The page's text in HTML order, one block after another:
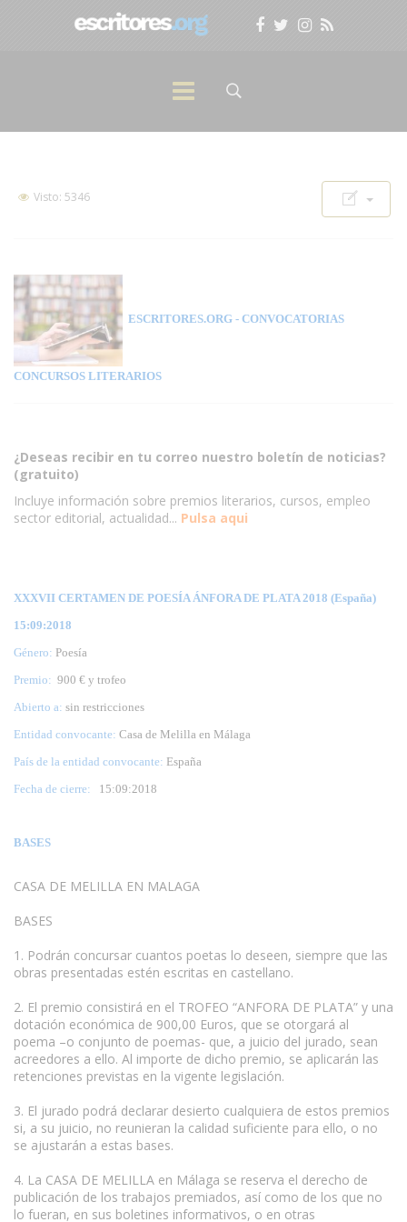
Visto: 5346
ESCRITORES.ORG - CONVOCATORIAS
CONCURSOS LITERARIOS
¿Deseas recibir en tu correo nuestro boletín de noticias?
(gratuito)
Incluye información sobre premios literarios, cursos, empleo
sector editorial, actualidad... Pulsa aqui
XXXVII CERTAMEN DE POESÍA ÁNFORA DE PLATA 2018 (España)
15:09:2018
Género: Poesía
Premio: 900 € y trofeo
Abierto a: sin restricciones
Entidad convocante: Casa de Melilla en Málaga
País de la entidad convocante: España
Fecha de cierre: 15:09:2018
BASES
CASA DE MELILLA EN MALAGA
BASES
1. Podrán concursar cuantos poetas lo deseen, siempre que las
obras presentadas estén escritas en castellano.
2. El premio consistirá en el TROFEO “ANFORA DE PLATA” y una
dotación económica de 900,00 Euros, que se otorgará al
poema –o conjunto de poemas- que, a juicio del jurado, sean
acreedores a ello. Al importe de dicho premio, se aplicarán las
retenciones previstas en la vigente legislación.
3. El jurado podrá declarar desierto cualquiera de estos premios
si, a su juicio, no reunieran la calidad suficiente para ello, o no
se ajustarán a estas bases.
4. La CASA DE MELILLA en Málaga se reserva el derecho de
publicación de los trabajos premiados, así como de los que no
lo fueran, en sus boletines informativos, o en otras